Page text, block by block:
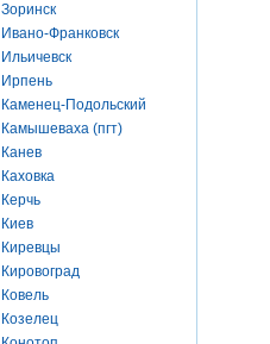
Зоринск
Ивано-Франковск
Ильичевск
Ирпень
Каменец-Подольский
Камышеваха (пгт)
Канев
Каховка
Керчь
Киев
Киревцы
Кировоград
Ковель
Козелец